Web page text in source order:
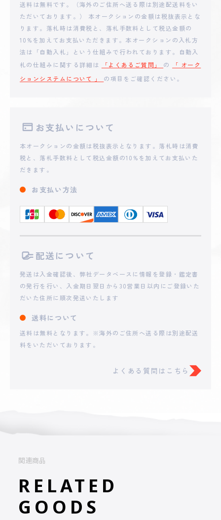
5,000
**THIT 2025 - 09 - 07 10:39
1,002
送料は無料です。（海外のご住所へ送る際は別途配送料をい
ただいております。） 本オークションの金額は税抜表示とな
ります。落札時は消費税と、落札手数料として税込金額の
10%を加えてお支払いただきます。本オークションの入札方
法は「自動入札」という仕組みで行われております。自動入
札の仕組みに関する詳細は
「よくあるご質問」 の
「 オーク
ションシステムについて 」 の項目をご確認ください。
お支払いについて
本オークションの金額は税抜表示となります。落札時は消費
税と、落札手数料として税込金額の10%を加えてお支払いた
だきます。
お支払い方法
配送について
発送は入金確認後、弊社データベースに情報を登録・鑑定書
の発行を行い、入金期日翌日から30営業日以内にご登録いた
だいた住所に順次発送いたします
送料について
送料は無料となります。※海外のご住所へ送る際は別途配送
料をいただいております。
よくある質問はこちら
関連商品
RELATED
GOODS